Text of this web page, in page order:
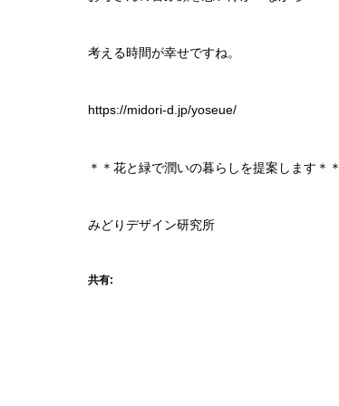
考える時間が幸せですね。
https://midori-d.jp/yoseue/
＊＊花と緑で潤いの暮らしを提案します＊＊
みどりデザイン研究所
共有: